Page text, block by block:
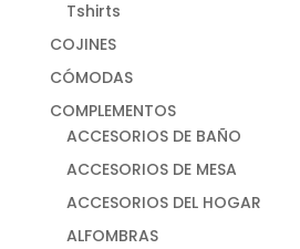
Tshirts
COJINES
CÓMODAS
COMPLEMENTOS
ACCESORIOS DE BAÑO
ACCESORIOS DE MESA
ACCESORIOS DEL HOGAR
ALFOMBRAS